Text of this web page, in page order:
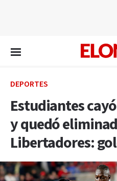
DEPORTES
Estudiantes
y quedó
Libertadores: